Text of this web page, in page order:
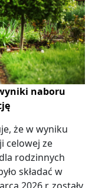
naboru
że w wyniku
celowej ze
rodzinnych
składać w